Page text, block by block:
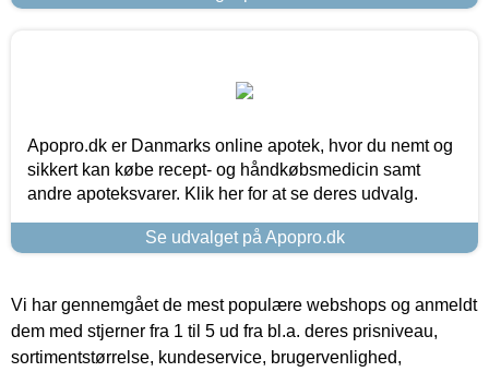
Apopro.dk er Danmarks online apotek, hvor du nemt og
sikkert kan købe recept- og håndkøbsmedicin samt
andre apoteksvarer. Klik her for at se deres udvalg.
Se udvalget på Apopro.dk
Vi har gennemgået de mest populære webshops og anmeldt
dem med stjerner fra 1 til 5 ud fra bl.a. deres prisniveau,
sortimentstørrelse, kundeservice, brugervenlighed,